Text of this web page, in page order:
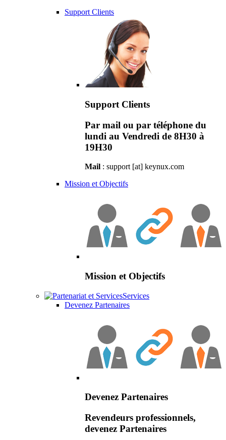
Support Clients
Support Clients
Par mail ou par téléphone du
lundi au Vendredi de 8H30 à
19H30
Mail : support [at] keynux.com
Mission et Objectifs
Mission et Objectifs
Services
Devenez Partenaires
Devenez Partenaires
Revendeurs professionnels,
devenez Partenaires